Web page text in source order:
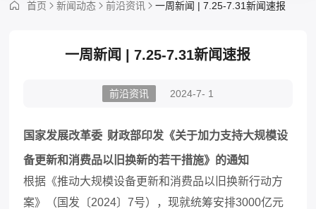
首页 新闻动态 前沿资讯 一周新闻 | 7.25-7.31新闻速报
一周新闻 | 7.25-7.31新闻速报
前沿资讯 2024-7- 1
国家发展改革委 财政部印发《关于加力支持大规模设
备更新和消费品以旧换新的若干措施》的通知
根据《推动大规模设备更新和消费品以旧换新行动方
案》（国发〔2024〕7号），现就统筹安排3000亿元